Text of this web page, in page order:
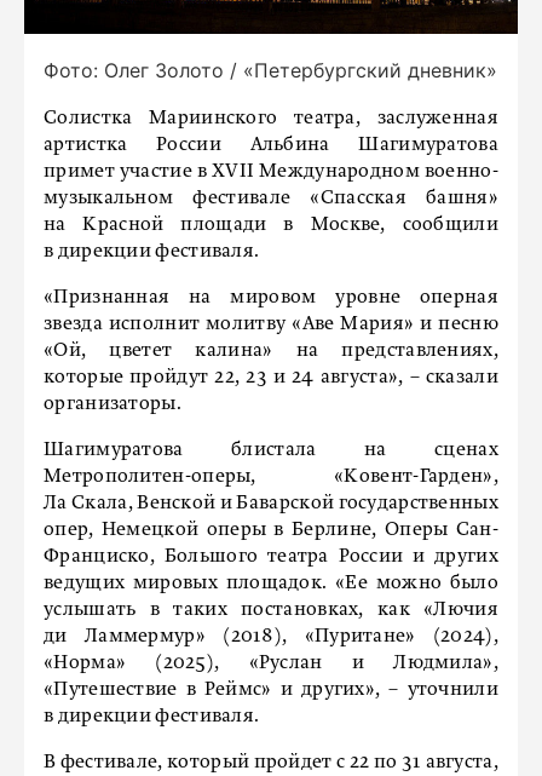
Фото: Олег Золото / «Петербургский дневник»
Солистка Мариинского театра, заслуженная
артистка России Альбина Шагимуратова
примет участие в XVII Международном военно-
музыкальном фестивале «Спасская башня»
на Красной площади в Москве, сообщили
в дирекции фестиваля.
«Признанная на мировом уровне оперная
звезда исполнит молитву «Аве Мария» и песню
«Ой, цветет калина» на представлениях,
которые пройдут 22, 23 и 24 августа», – сказали
организаторы.
Шагимуратова блистала на сценах
Метрополитен-оперы, «Ковент-Гарден»,
Ла Скала, Венской и Баварской государственных
опер, Немецкой оперы в Берлине, Оперы Сан-
Франциско, Большого театра России и других
ведущих мировых площадок. «Ее можно было
услышать в таких постановках, как «Лючия
ди Ламмермур» (2018), «Пуритане» (2024),
«Норма» (2025), «Руслан и Людмила»,
«Путешествие в Реймс» и других», – уточнили
в дирекции фестиваля.
В фестивале, который пройдет с 22 по 31 августа,